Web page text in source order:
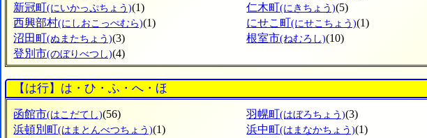
新冠町(にいかっぷちょう)(1) 仁木町(にきちょう)(5)
西興部村(にしおこっぺむら)(1) にせこ町(にせこちょう)(1)
沼田町(ぬまたちょう)(3) 根室市(ねむろし)(10)
登別市(のぼりべつし)(4)
【は行】は・ひ・ふ・へ・ほ
函館市(はこだてし)(56) 羽幌町(はぼろちょう)(3)
浜頓別町(はまとんべつちょう)(1) 浜中町(はまなかちょう)(1)